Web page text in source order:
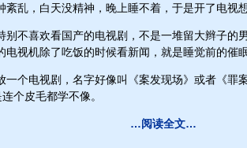
紊乱，白天没精神，晚上睡不着，于是开了电视
别不喜欢看国产的电视剧，不是一堆留大辫子的
电视机除了吃饭的时候看新闻，就是睡觉前的催眠
一个电视剧，名字好像叫《案发现场》或者《罪
连个皮毛都学不像。
…阅读全文…